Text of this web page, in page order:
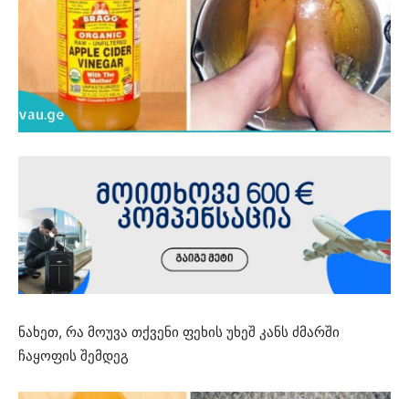
ნახეთ, რა მოუვა თქვენი ფეხის უხეშ კანს ძმარში
ჩაყოფის შემდეგ